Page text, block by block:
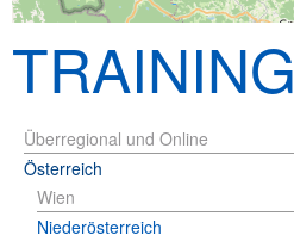
TRAINING
Überregional und Online
Österreich
Wien
Niederösterreich